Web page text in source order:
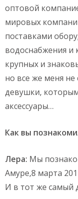
оптовой
мировых
поставками
водоснабжения и
крупных и
но все же меня
девушки,
аксессуары…
Как вы
Лера: Мы
Амуре,8 марта
И в тот же самый